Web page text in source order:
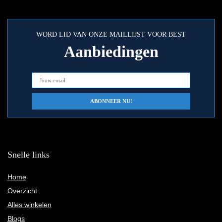
WORD LID VAN ONZE MAILLIJST VOOR BEST
Aanbiedingen
Snelle links
Home
Overzicht
Alles winkelen
Blogs